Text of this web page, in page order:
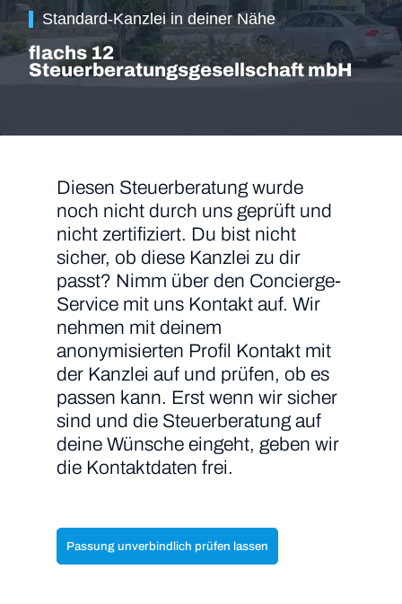
Standard-Kanzlei in deiner Nähe
flachs 12
Steuerberatungsgesellschaft mbH
Diesen Steuerberatung wurde
noch nicht durch uns geprüft und
nicht zertifiziert. Du bist nicht
sicher, ob diese Kanzlei zu dir
passt? Nimm über den Concierge-
Service mit uns Kontakt auf. Wir
nehmen mit deinem
anonymisierten Profil Kontakt mit
der Kanzlei auf und prüfen, ob es
passen kann. Erst wenn wir sicher
sind und die Steuerberatung auf
deine Wünsche eingeht, geben wir
die Kontaktdaten frei.
Passung unverbindlich prüfen lassen